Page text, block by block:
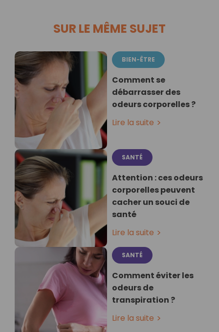
SUR LE MÊME SUJET
BIEN-ÊTRE
Comment se
débarrasser des
odeurs corporelles ?
Lire la suite
SANTÉ
Attention : ces odeurs
corporelles peuvent
cacher un souci de
santé
Lire la suite
SANTÉ
Comment éviter les
odeurs de
transpiration ?
Lire la suite